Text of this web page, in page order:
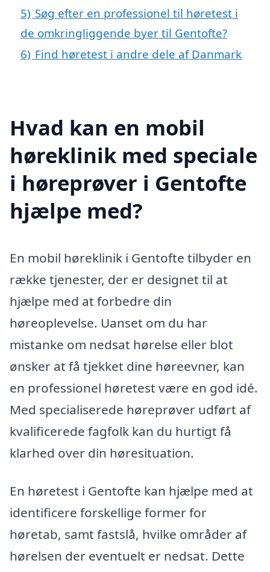
5) Søg efter en professionel til høretest i
de omkringliggende byer til Gentofte?
6) Find høretest i andre dele af Danmark
Hvad kan en mobil
høreklinik med speciale
i høreprøver i Gentofte
hjælpe med?
En mobil høreklinik i Gentofte tilbyder en
række tjenester, der er designet til at
hjælpe med at forbedre din
høreoplevelse. Uanset om du har
mistanke om nedsat hørelse eller blot
ønsker at få tjekket dine høreevner, kan
en professionel høretest være en god idé.
Med specialiserede høreprøver udført af
kvalificerede fagfolk kan du hurtigt få
klarhed over din høresituation.
En høretest i Gentofte kan hjælpe med at
identificere forskellige former for
høretab, samt fastslå, hvilke områder af
hørelsen der eventuelt er nedsat. Dette